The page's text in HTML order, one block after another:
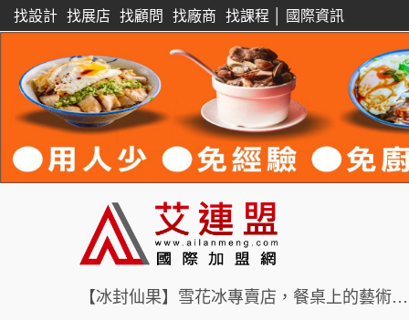
找設計 找展店 找顧問 找廠商 找課程 國際資訊
【冰封仙果】雪花冰專賣店，餐桌上的藝術饗宴